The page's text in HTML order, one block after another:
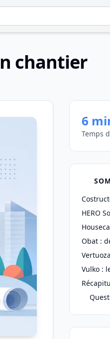
chantier
6
Temps
HERO
Obat :
Vulko :